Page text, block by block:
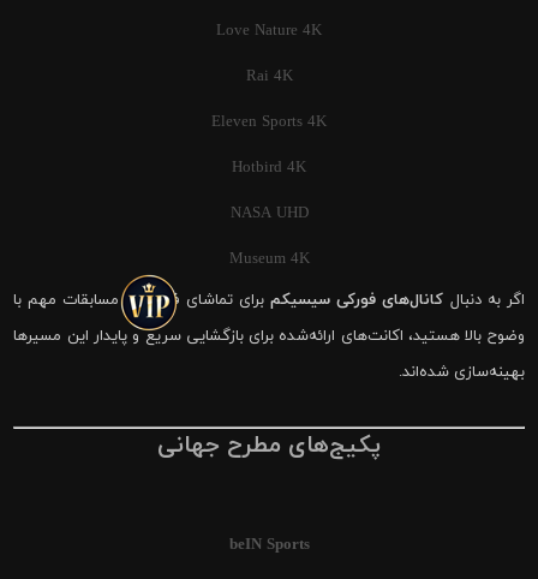
Love Nature 4K
Rai 4K
Eleven Sports 4K
Hotbird 4K
NASA UHD
Museum 4K
اگر به دنبال کانال‌های فورکی سیسیکمبرای تماشای فوتبال و مسابقات مهم با
وضوح بالا هستید، اکانت‌های ارائه‌شده برای بازگشایی سریع و پایدار این مسیرها
بهینه‌سازی شده‌اند.
پکیج‌های مطرح جهانی
beIN Sports